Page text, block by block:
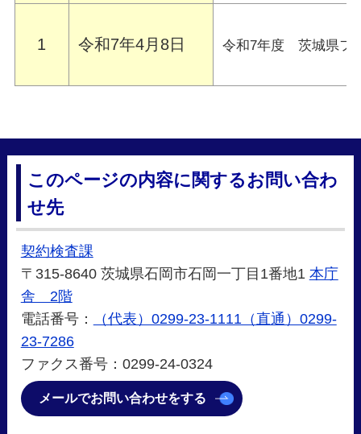
1 令和7年4月8日 令和7年度 茨城県フ
このページの内容に関するお問い合わ
せ先
契約検査課
〒315-8640 茨城県石岡市石岡一丁目1番地1 本庁
舎 2階
電話番号：
（代表）0299-23-1111（直通）0299-
23-7286
ファクス番号：0299-24-0324
メールでお問い合わせをする